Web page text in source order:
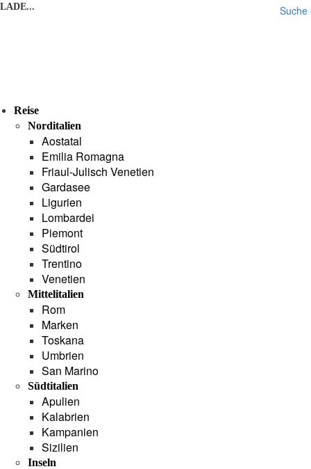
Suche
LADE...
Reise
Norditalien
Aostatal
Emilia Romagna
Friaul-Julisch Venetien
Gardasee
Ligurien
Lombardei
Piemont
Südtirol
Trentino
Venetien
Mittelitalien
Rom
Marken
Toskana
Umbrien
San Marino
Südtitalien
Apulien
Kalabrien
Kampanien
Sizilien
Inseln